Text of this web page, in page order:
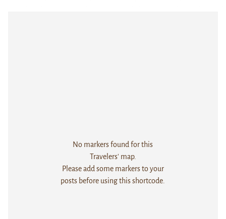
No markers found for this
Travelers' map.
Please add some markers to your
posts before using this shortcode.